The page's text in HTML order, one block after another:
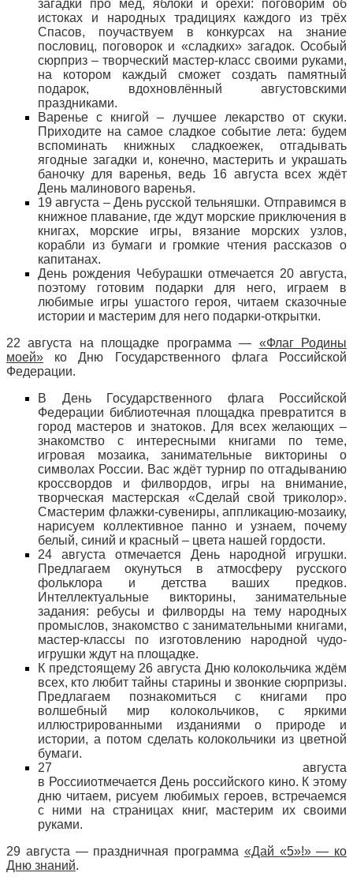
загадки про мёд, яблоки и орехи: поговорим об
истоках и народных традициях каждого из трёх
Спасов, поучаствуем в конкурсах на знание
пословиц, поговорок и «сладких» загадок. Особый
сюрприз – творческий мастер-класс своими руками,
на котором каждый сможет создать памятный
подарок, вдохновлённый августовскими
праздниками.
Варенье с книгой – лучшее лекарство от скуки.
Приходите на самое сладкое событие лета: будем
вспоминать книжных сладкоежек, отгадывать
ягодные загадки и, конечно, мастерить и украшать
баночку для варенья, ведь 16 августа всех ждёт
День малинового варенья.
19 августа – День русской тельняшки. Отправимся в
книжное плавание, где ждут морские приключения в
книгах, морские игры, вязание морских узлов,
корабли из бумаги и громкие чтения рассказов о
капитанах.
День рождения Чебурашки отмечается 20 августа,
поэтому готовим подарки для него, играем в
любимые игры ушастого героя, читаем сказочные
истории и мастерим для него подарки-открытки.
22 августа на площадке программа — «Флаг Родины
моей» ко Дню Государственного флага Российской
Федерации.
В День Государственного флага Российской
Федерации библиотечная площадка превратится в
город мастеров и знатоков. Для всех желающих –
знакомство с интересными книгами по теме,
игровая мозаика, занимательные викторины о
символах России. Вас ждёт турнир по отгадыванию
кроссвордов и филвордов, игры на внимание,
творческая мастерская «Сделай свой триколор».
Смастерим флажки-сувениры, аппликацию-мозаику,
нарисуем коллективное панно и узнаем, почему
белый, синий и красный – цвета нашей гордости.
24 августа отмечается День народной игрушки.
Предлагаем окунуться в атмосферу русского
фольклора и детства ваших предков.
Интеллектуальные викторины, занимательные
задания: ребусы и филворды на тему народных
промыслов, знакомство с занимательными книгами,
мастер-классы по изготовлению народной чудо-
игрушки ждут на площадке.
К предстоящему 26 августа Дню колокольчика ждём
всех, кто любит тайны старины и звонкие сюрпризы.
Предлагаем познакомиться с книгами про
волшебный мир колокольчиков, с яркими
иллюстрированными изданиями о природе и
истории, а потом сделать колокольчики из цветной
бумаги.
27 августа
в Россииотмечается День российского кино. К этому
дню читаем, рисуем любимых героев, встречаемся
с ними на страницах книг, мастерим их своими
руками.
29 августа — праздничная программа «Дай «5»!» — ко
Дню знаний.